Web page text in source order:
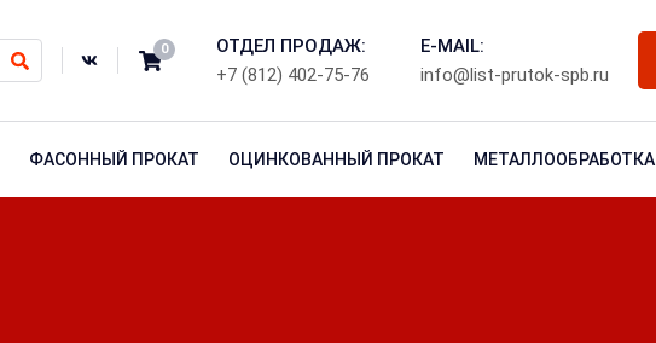
0
ОТДЕЛ ПРОДАЖ:
+7 (812) 402-75-76
E-MAIL:
info@list-prutok-spb.ru
ФАСОННЫЙ ПРОКАТ ОЦИНКОВАННЫЙ ПРОКАТ МЕТАЛЛООБРАБОТКА